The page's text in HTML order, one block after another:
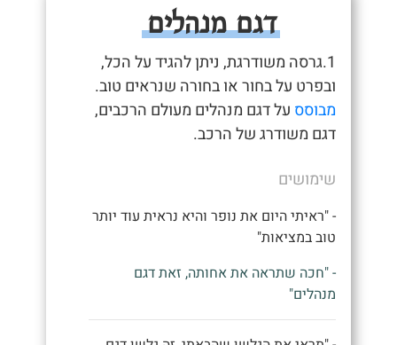
דגם מנהלים
1.גרסה משודרגת, ניתן להגיד על הכל,
ובפרט על בחור או בחורה שנראים טוב.
מבוסס על דגם מנהלים מעולם הרכבים,
דגם משודרג של הרכב.
שימושים
- "ראיתי היום את נופר והיא נראית עוד יותר
טוב במציאות"
- "חכה שתראה את אחותה, זאת דגם
מנהלים"